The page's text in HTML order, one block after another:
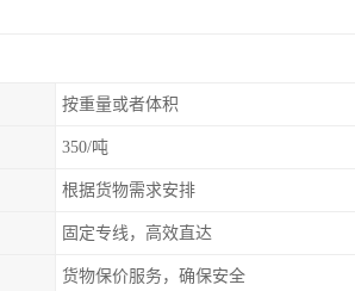
按重量或者体积
350/吨
根据货物需求安排
固定专线，高效直达
货物保价服务，确保安全